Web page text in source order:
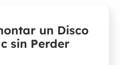
un Disco
sin Perder